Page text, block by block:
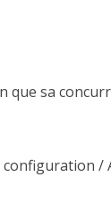
que sa
configuration